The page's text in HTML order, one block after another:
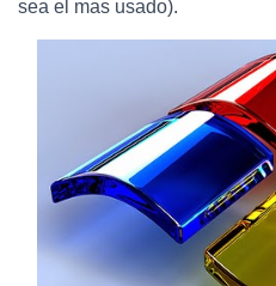
sea el mas usado).